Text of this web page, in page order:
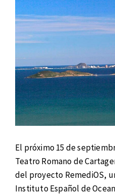
El próximo 15 de
Teatro Romano de
del proyecto RemediOS,
Instituto Español de